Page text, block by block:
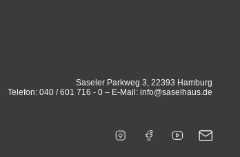
Saseler Parkweg 3, 22393 Hamburg
Telefon: 040 / 601 716 - 0 – E-Mail: info@saselhaus.de